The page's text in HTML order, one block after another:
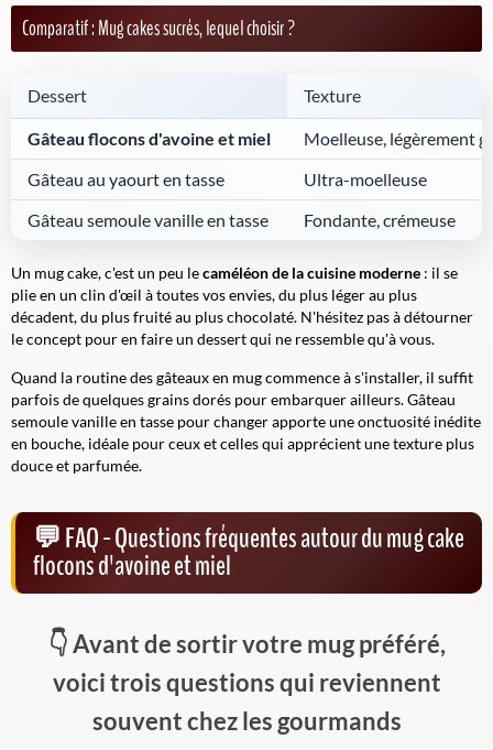
Comparatif : Mug cakes sucrés, lequel choisir ?
Dessert Texture
Gâteau flocons d'avoine et miel
Moelleuse, légèrement
Gâteau au yaourt en tasse
Ultra-moelleuse
Gâteau semoule vanille en tasse
Fondante, crémeuse
Un mug cake, c'est un peu lecaméléon de la cuisine moderne : il se
plie en un clin d'œil à toutes vos envies, du plus léger au plus
décadent, du plus fruité au plus chocolaté. N'hésitez pas à détourner
le concept pour en faire un dessert qui ne ressemble qu'à vous.
Quand la routine des gâteaux en mug commence à s'installer, il suffit
parfois de quelques grains dorés pour embarquer ailleurs. Gâteau
semoule vanille en tasse pour changer apporte une onctuosité inédite
en bouche, idéale pour ceux et celles qui apprécient une texture plus
douce et parfumée.
FAQ - Questions fréquentes autour du mug cake
flocons d'avoine et miel
Avant de sortir votre mug préféré,
voici trois questions qui reviennent
souvent chez les gourmands